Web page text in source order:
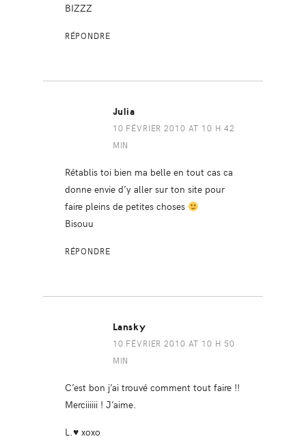
BIZZZ
RÉPONDRE
Julia
10 FÉVRIER 2010 AT 10 H 42
MIN
Rétablis toi bien ma belle en tout cas ca
donne envie d’y aller sur ton site pour
faire pleins de petites choses
Bisouu
RÉPONDRE
Lansky
10 FÉVRIER 2010 AT 10 H 50
MIN
C’est bon j’ai trouvé comment tout faire !!
Merciiiiii ! J’aime.
L.♥ xoxo